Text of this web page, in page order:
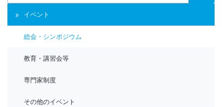
イベント
総会・シンポジウム
教育・講習会等
専門家制度
その他のイベント